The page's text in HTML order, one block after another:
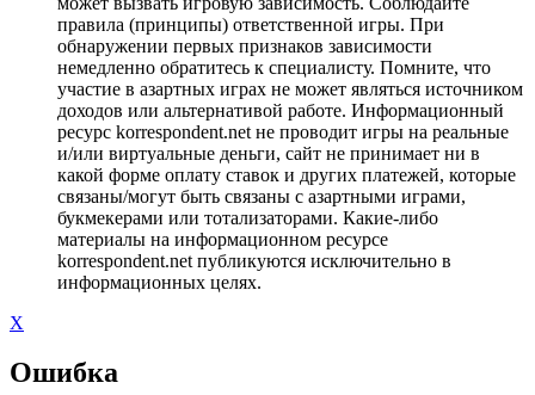
правила (принципы) ответственной игры. При
обнаружении первых признаков зависимости
немедленно обратитесь к специалисту. Помните, что
участие в азартных играх не может являться источником
доходов или альтернативой работе. Информационный
ресурс korrespondent.net не проводит игры на реальные
и/или виртуальные деньги, сайт не принимает ни в
какой форме оплату ставок и других платежей, которые
связаны/могут быть связаны с азартными играми,
букмекерами или тотализаторами. Какие-либо
материалы на информационном ресурсе
korrespondent.net публикуются исключительно в
информационных целях.
X
Ошибка